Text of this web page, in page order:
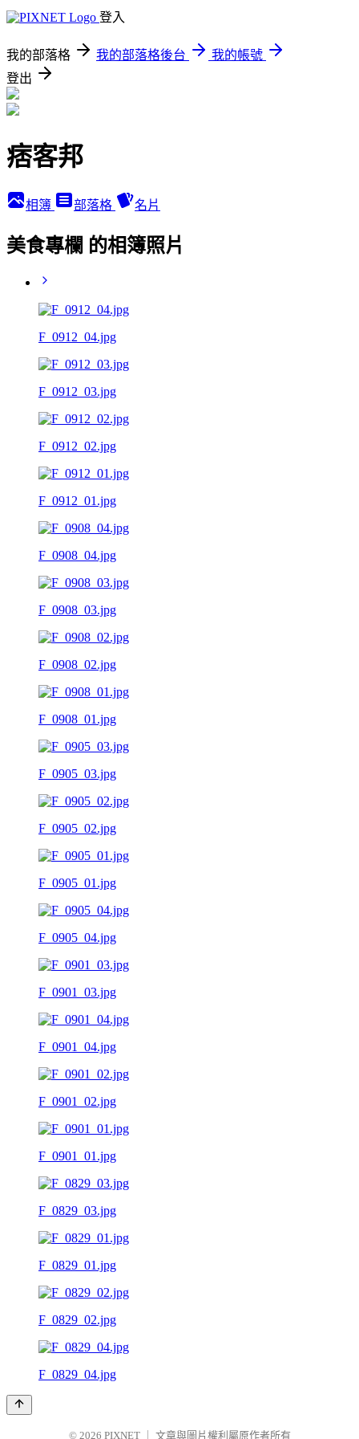
登入
我的部落格 我的部落格後台
我的帳號
登出
痞客邦
相簿 部落格 名片
美食專欄 的相簿照片
F_0912_04.jpg
F_0912_03.jpg
F_0912_02.jpg
F_0912_01.jpg
F_0908_04.jpg
F_0908_03.jpg
F_0908_02.jpg
F_0908_01.jpg
F_0905_03.jpg
F_0905_02.jpg
F_0905_01.jpg
F_0905_04.jpg
F_0901_03.jpg
F_0901_04.jpg
F_0901_02.jpg
F_0901_01.jpg
F_0829_03.jpg
F_0829_01.jpg
F_0829_02.jpg
F_0829_04.jpg
© 2026 PIXNET 文章與圖片權利屬原作者所有